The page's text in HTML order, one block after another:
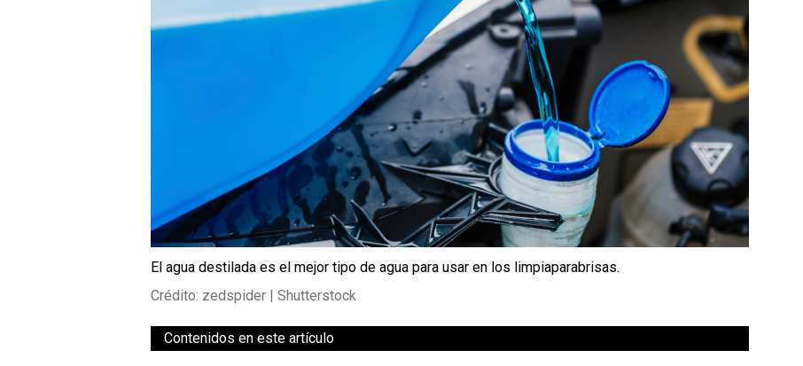
El agua destilada es el mejor tipo de agua para usar en los limpiaparabrisas.
Crédito: zedspider | Shutterstock
Contenidos en este artículo